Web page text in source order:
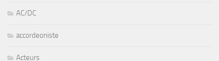
AC/DC
accordeoniste
Acteurs